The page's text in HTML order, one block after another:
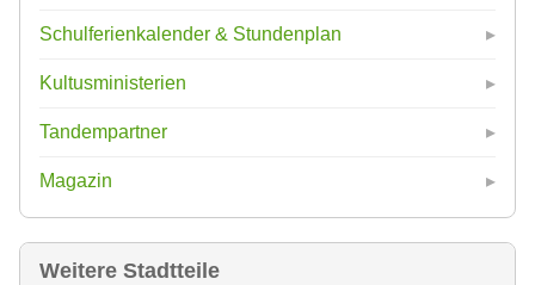
Schulferienkalender & Stundenplan
Kultusministerien
Tandempartner
Magazin
Weitere Stadtteile